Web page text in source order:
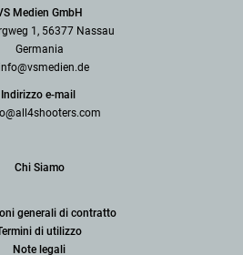
Medien GmbH
1, 56377 Nassau
Germania
info@vsmedien.de
Indirizzo e-mail
Chi Siamo
generali di contratto
di utilizzo
Note legali